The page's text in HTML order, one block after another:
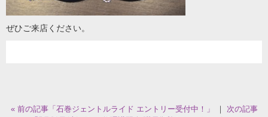
ぜひご来店ください。
« 前の記事「石巻ジェントルライド エントリー受付中！」 ｜ 次の記事